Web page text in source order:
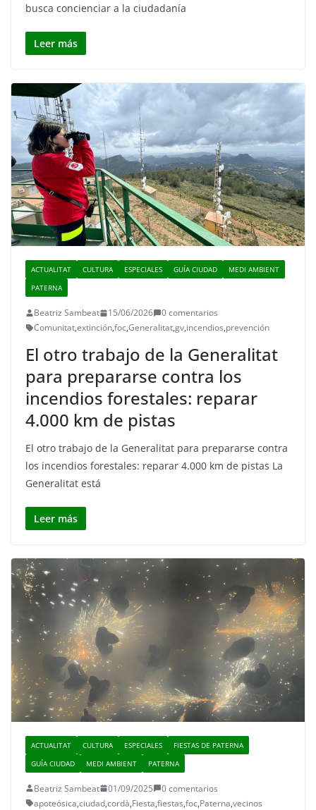
busca concienciar a la ciudadanía
Leer más
ACTUALITAT CULTURA ESPECIALES GUÍA CIUDAD
MEDI AMBIENT
PATERNA
Beatriz Sambeat 15/06/2026
0 comentarios
Comunitat,extinción,foc,Generalitat,gv,incendios,prevención
El otro trabajo de la Generalitat
para prepararse contra los
incendios forestales: reparar
4.000 km de pistas
El otro trabajo de la Generalitat para prepararse contra
los incendios forestales: reparar 4.000 km de pistas La
Generalitat está
Leer más
ACTUALITAT CULTURA ESPECIALES
FIESTAS DE PATERNA
GUÍA CIUDAD
MEDI AMBIENT PATERNA
Beatriz Sambeat 01/09/2025
0 comentarios
apoteósica,ciudad,cordà,Fiesta,fiestas,foc,Paterna,vecinos